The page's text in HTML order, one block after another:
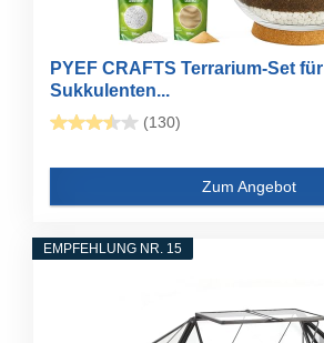
PYEF CRAFTS Terrarium-Set für
Sukkulenten...
(130)
Zum Angebot
EMPFEHLUNG NR. 15